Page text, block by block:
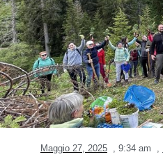
Maggio 27, 2025 9:34 am